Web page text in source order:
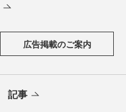
広告掲載のご案内
記事